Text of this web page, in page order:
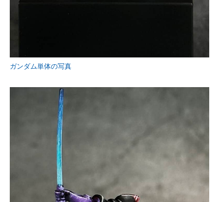
ガンダム単体の写真